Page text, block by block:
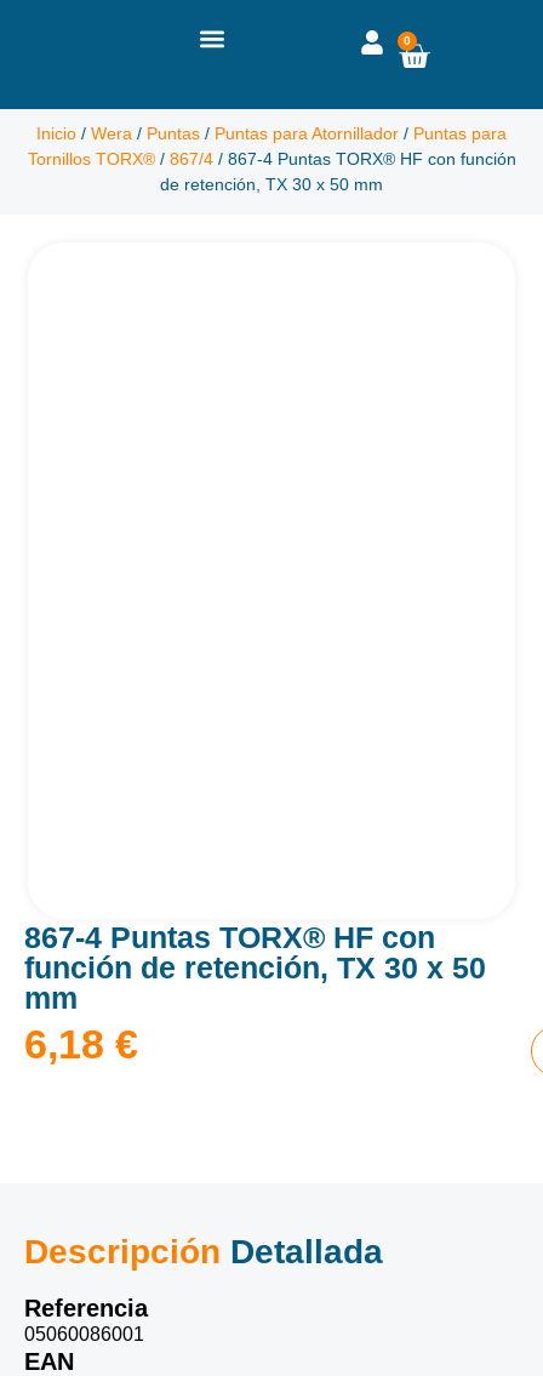
0
Inicio / Wera / Puntas / Puntas para Atornillador / Puntas para
Tornillos TORX®/ 867/4/ 867-4 Puntas TORX® HF con función
de retención, TX 30 x 50 mm
867-4 Puntas TORX® HF con
función de retención, TX 30 x 50
mm
6,18 €
Descripción Detallada
Referencia
05060086001
EAN